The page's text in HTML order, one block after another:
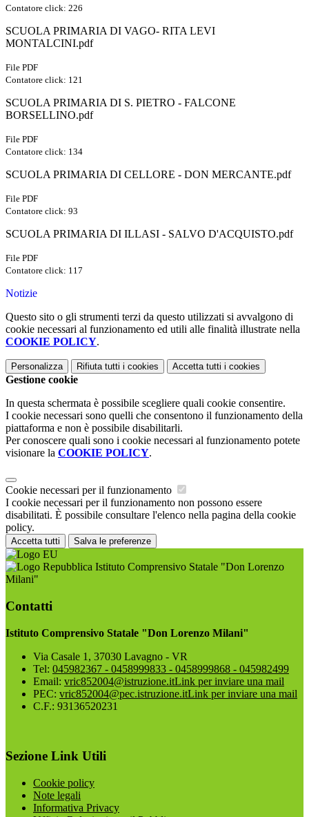
Contatore click: 226
SCUOLA PRIMARIA DI VAGO- RITA LEVI
MONTALCINI.pdf
File PDF
Contatore click: 121
SCUOLA PRIMARIA DI S. PIETRO - FALCONE
BORSELLINO.pdf
File PDF
Contatore click: 134
SCUOLA PRIMARIA DI CELLORE - DON MERCANTE.pdf
File PDF
Contatore click: 93
SCUOLA PRIMARIA DI ILLASI - SALVO D'ACQUISTO.pdf
File PDF
Contatore click: 117
Notizie
Questo sito o gli strumenti terzi da questo utilizzati si avvalgono di
cookie necessari al funzionamento ed utili alle finalità illustrate nella
COOKIE POLICY.
Personalizza Rifiuta tutti i cookies Accetta tutti i cookies
Gestione cookie
In questa schermata è possibile scegliere quali cookie consentire.
I cookie necessari sono quelli che consentono il funzionamento della
piattaforma e non è possibile disabilitarli.
Per conoscere quali sono i cookie necessari al funzionamento potete
visionare la COOKIE POLICY.
Cookie necessari per il funzionamento
I cookie necessari per il funzionamento non possono essere
disabilitati. È possibile consultare l'elenco nella pagina della cookie
policy.
Accetta tutti Salva le preferenze
Istituto Comprensivo Statale "Don Lorenzo
Milani"
Contatti
Istituto Comprensivo Statale "Don Lorenzo Milani"
Via Casale 1, 37030 Lavagno - VR
Tel: 045982367 - 0458999833 - 0458999868 - 045982499
Email: vric852004@istruzione.itLink per inviare una mail
PEC: vric852004@pec.istruzione.itLink per inviare una mail
C.F.: 93136520231
Sezione Link Utili
Cookie policy
Note legali
Informativa Privacy